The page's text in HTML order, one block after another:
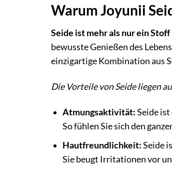
Warum Joyunii
Seide ist mehr als nur ein Stoff
bewusste Genießen des
einzigartige Kombination aus
Die Vorteile von Seide liegen
Atmungsaktivität:Seide
So fühlen Sie sich den
Hautfreundlichkeit:Seide
Sie beugt Irritationen vor